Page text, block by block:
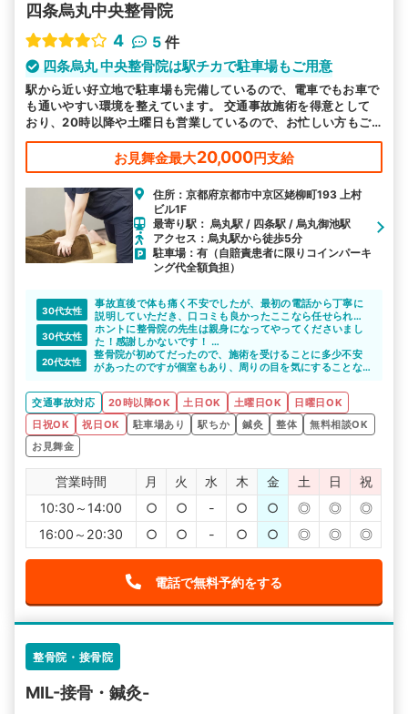
四条烏丸中央整骨院
4
5 件
四条烏丸 中央整骨院は駅チカで駐車場もご用意
駅から近い好立地で駐車場も完備しているので、電車でもお車で
も通いやすい環境を整えています。 交通事故施術を得意として
おり、20時以降や土曜日も営業しているので、お忙しい方もご
都合に合わせてお越しいただけます。
お見舞金最大20,000円支給
住所：京都府京都市中京区姥柳町193 上村
ビル1F
最寄り駅： 烏丸駅 / 四条駅 / 烏丸御池駅
アクセス：烏丸駅から徒歩5分
駐車場：有（自賠責患者に限りコインパーキ
ング代全額負担）
30代女性
事故直後で体も痛く不安でしたが、最初の電話から丁寧に
説明していただき、口コミも良かったここなら任せられる
と思い、お願いすることにしました。
当初顔は腫れ上がり、むち打ち状態で少し触れられるのも
痛かったくらいでしたが、その時々の身体の状態に合わせ
て丁寧な施術と骨盤矯正、電気治療でだいぶ良くなってき
交通事故治療に対する知識も豊富なうえに、保険会社との
やり取りなど心身ともにケアしていただき助かりました。
交通事故にあったら絶対に交通事故に対しての専門知識が
あるところにいった方がいいです。
かったので、事故ってから1年以上経っても症状が改善され
ませんでした。
また保険会社とのやり取りなども、非常に悩まされまし
た。
事故の場合怪我したところ以外にも痛めていることもあ
り、後から痛みが出てくることもかなりありました。
総合的に治療をしてくれるところの方がいいと思います。
そういった知識のある病院を選んだ方がいいです。
30代女性
ホントに整骨院の先生は親身になってやってくださいまし
た！感謝しかないです！
必ず、交通事故の対応専門の所がいいです！
標榜上げてるだけでは正直いって対応のレベルに差があり
こういうサイトを使ってでも評判確認すると確実です。
20代女性
整骨院が初めてだったので、施術を受けることに多少不安
があったのですが個室もあり、周りの目を気にすることな
メイクルームがあるのも女性にとってはうれしい点です。
交通事故対応 20時以降OK 土日OK 土曜日OK
日曜日OK
日祝OK
祝日OK 駐車場あり 駅ちか 鍼灸 整体
無料相談OK
お見舞金
営業時間 月 火 水 木 金 土 日
祝
10:30～14:00
○ ○ - ○ ○ ◎ ◎
◎
16:00～20:30
○ ○ - ○ ○ ◎ ◎ ◎
電話で無料予約をする
整骨院・接骨院
MIL-接骨・鍼灸-